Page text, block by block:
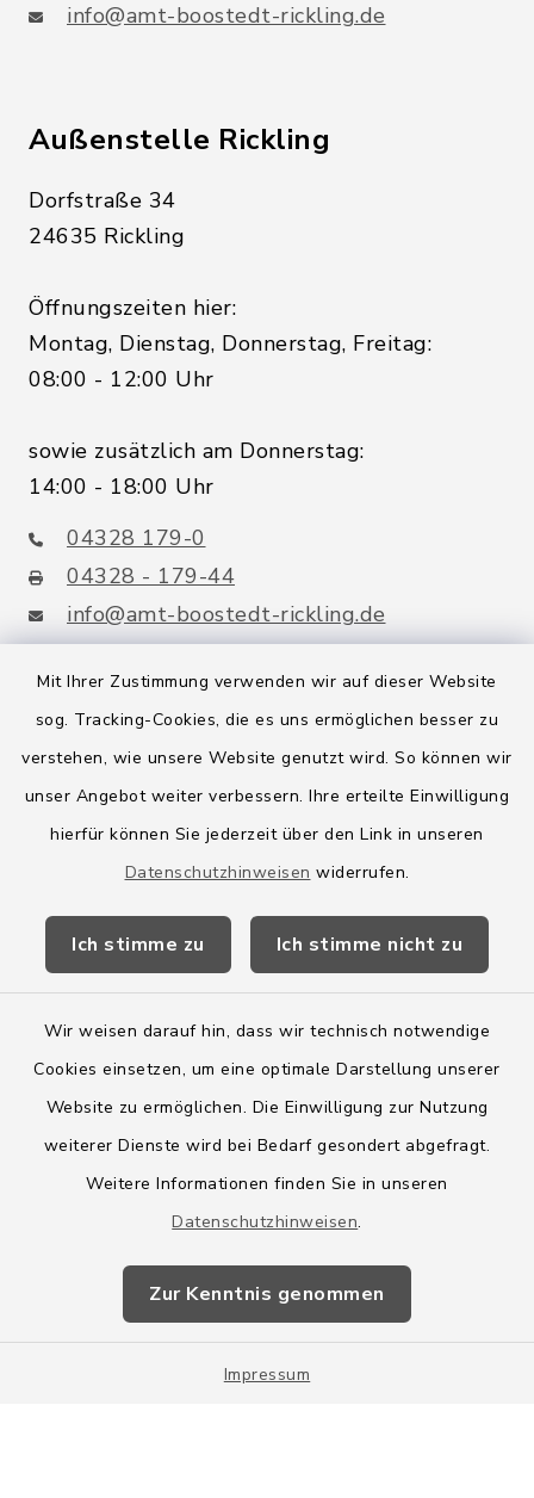
Mit Ihrer Zustimmung verwenden wir auf dieser Website
sog. Tracking-Cookies, die es uns ermöglichen besser zu
verstehen, wie unsere Website genutzt wird. So können wir
unser Angebot weiter verbessern. Ihre erteilte Einwilligung
hierfür können Sie jederzeit über den Link in unseren
Datenschutzhinweisen widerrufen.
Ich stimme zu Ich stimme nicht zu
Wir weisen darauf hin, dass wir technisch notwendige
Cookies einsetzen, um eine optimale Darstellung unserer
Website zu ermöglichen. Die Einwilligung zur Nutzung
weiterer Dienste wird bei Bedarf gesondert abgefragt.
Weitere Informationen finden Sie in unseren
Datenschutzhinweisen.
Zur Kenntnis genommen
Impressum
info@amt-boostedt-rickling.de
Außenstelle Rickling
Dorfstraße 34
24635 Rickling
Öffnungszeiten hier:
Montag, Dienstag, Donnerstag, Freitag:
08:00 - 12:00 Uhr
sowie zusätzlich am Donnerstag:
14:00 - 18:00 Uhr
04328 179-0
04328 - 179-44
info@amt-boostedt-rickling.de
Quicklinks
Amt Boostedt-Rickling
Amtsbroschüre
Wege-Zweckverband
Barrierefreiheit
Impressum
Sitemap